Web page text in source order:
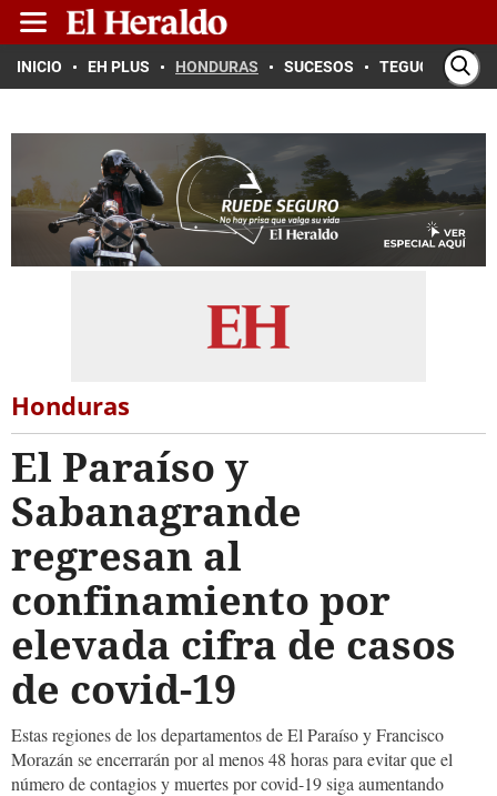
INICIO EH PLUS HONDURAS SUCESOS TEGUCIGALPA
Honduras
El Paraíso y
Sabanagrande
regresan al
confinamiento por
elevada cifra de casos
de covid-19
Estas regiones de los departamentos de El Paraíso y Francisco
Morazán se encerrarán por al menos 48 horas para evitar que el
número de contagios y muertes por covid-19 siga aumentando